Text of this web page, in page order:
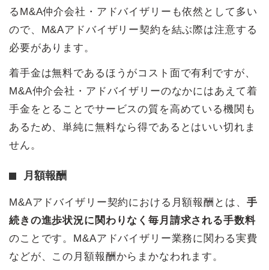
るM&A仲介会社・アドバイザリーも依然として多い
ので、M&Aアドバイザリー契約を結ぶ際は注意する
必要があります。
着手金は無料であるほうがコスト面で有利ですが、
M&A仲介会社・アドバイザリーのなかにはあえて着
手金をとることでサービスの質を高めている機関も
あるため、単純に無料なら得であるとはいい切れま
せん。
月額報酬
M&Aアドバイザリー契約における月額報酬とは、 手
続きの進歩状況に関わりなく毎月請求される手数料
のことです。M&Aアドバイザリー業務に関わる実費
などが、この月額報酬からまかなわれます。